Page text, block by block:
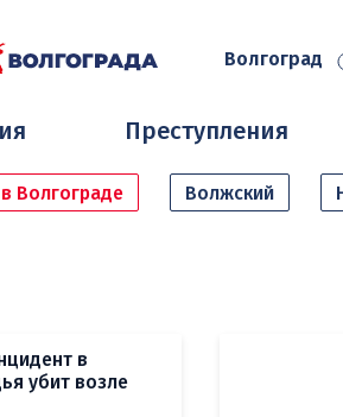
Волгоград
Преступления
Волгограде Волжский
в
убит возле